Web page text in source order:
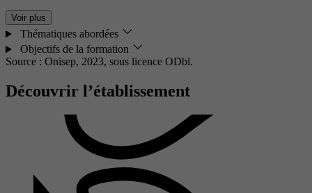
Voir plus
Thématiques abordées
Objectifs de la formation
Source : Onisep, 2023, sous licence ODbl.
Découvrir l’établissement